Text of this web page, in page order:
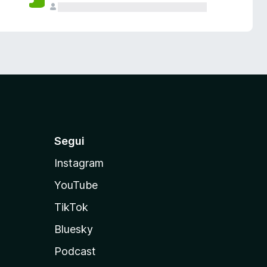
Segui
Instagram
YouTube
TikTok
Bluesky
Podcast